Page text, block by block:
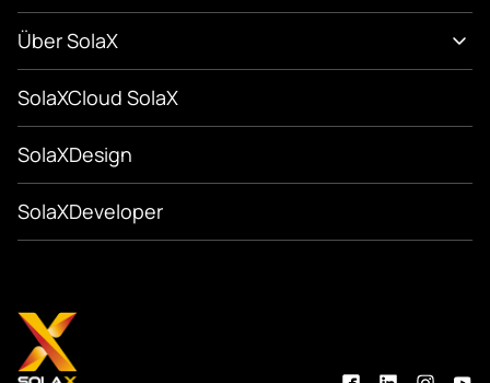
Über SolaX
SolaXCloud SolaX
SolaXDesign
SolaXDeveloper